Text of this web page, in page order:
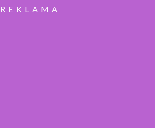
REKLAMA